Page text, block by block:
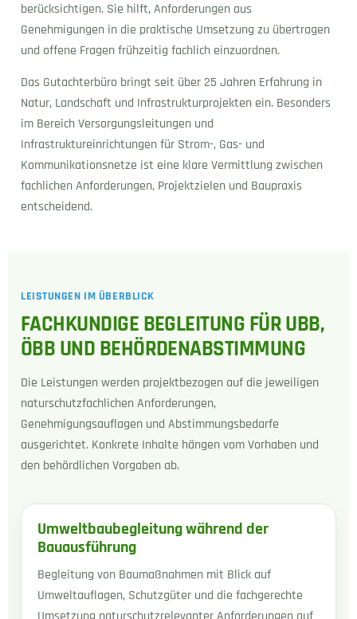
berücksichtigen. Sie hilft, Anforderungen aus
Genehmigungen in die praktische Umsetzung zu übertragen
und offene Fragen frühzeitig fachlich einzuordnen.
Das Gutachterbüro bringt seit über 25 Jahren Erfahrung in
Natur, Landschaft und Infrastrukturprojekten ein. Besonders
im Bereich Versorgungsleitungen und
Infrastruktureinrichtungen für Strom-, Gas- und
Kommunikationsnetze ist eine klare Vermittlung zwischen
fachlichen Anforderungen, Projektzielen und Baupraxis
entscheidend.
LEISTUNGEN IM ÜBERBLICK
FACHKUNDIGE BEGLEITUNG FÜR UBB,
ÖBB UND BEHÖRDENABSTIMMUNG
Die Leistungen werden projektbezogen auf die jeweiligen
naturschutzfachlichen Anforderungen,
Genehmigungsauflagen und Abstimmungsbedarfe
ausgerichtet. Konkrete Inhalte hängen vom Vorhaben und
den behördlichen Vorgaben ab.
Umweltbaubegleitung während der
Bauausführung
Begleitung von Baumaßnahmen mit Blick auf
Umweltauflagen, Schutzgüter und die fachgerechte